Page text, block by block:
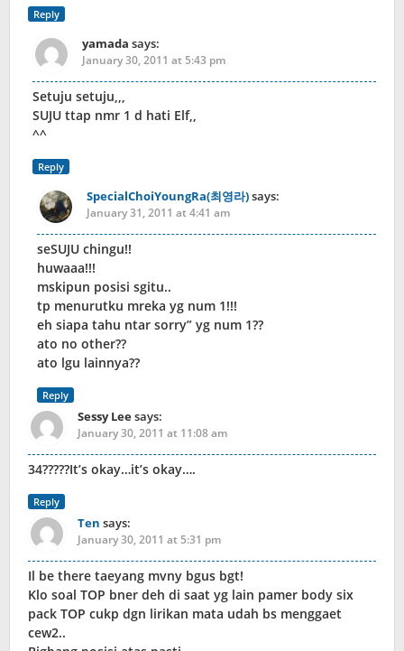
Reply
yamada says:
January 30, 2011 at 5:43 pm
Setuju setuju,,,
SUJU ttap nmr 1 d hati Elf,,
^^
Reply
SpecialChoiYoungRa(최영라)says:
January 31, 2011 at 4:41 am
seSUJU chingu!!
huwaaa!!!
mskipun posisi sgitu..
tp menurutku mreka yg num 1!!!
eh siapa tahu ntar sorry” yg num 1??
ato no other??
ato lgu lainnya??
Reply
Sessy Leesays:
January 30, 2011 at 11:08 am
34?????It’s okay…it’s okay….
Reply
Ten says:
January 30, 2011 at 5:31 pm
Il be there taeyang mvny bgus bgt!
Klo soal TOP bner deh di saat yg lain pamer body six
pack TOP cukp dgn lirikan mata udah bs menggaet
cew2..